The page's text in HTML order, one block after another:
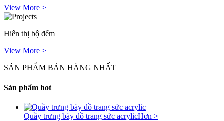
View More >
Hiển thị bộ đếm
View More >
SẢN PHẨM BÁN HÀNG NHẤT
Sản phẩm hot
Quầy trưng bày đồ trang sức acrylicHơn >